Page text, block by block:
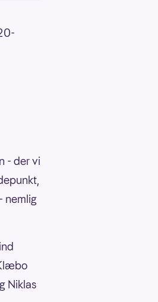
- der vi
nemlig
Niklas